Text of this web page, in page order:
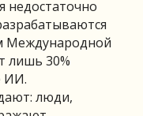
недостаточно
Международной
лишь 30%
ИИ.
люди,